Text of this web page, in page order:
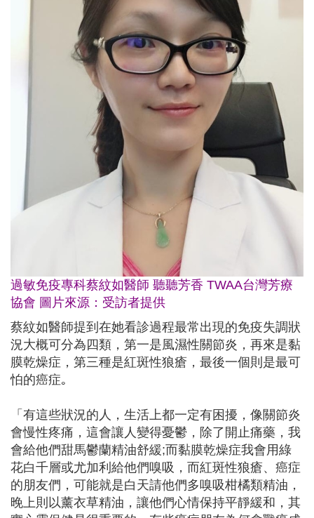
過敏免疫專科蔡紋如醫師 聽聽芳香 TWAA台灣芳療
協會 圖片來源：受訪者提供
蔡紋如醫師提到在她看診過程最常出現的免疫失調狀
況大概可分為四類，第一是風濕性關節炎，再來是黏
膜乾燥症，第三種是紅斑性狼瘡，最後一個則是最可
怕的癌症｡
「有這些狀況的人，生活上都一定有困擾，像關節炎
會慢性疼痛，這會讓人變得憂鬱，除了開止痛藥，我
會給他們甜馬鬱蘭精油舒緩;而黏膜乾燥症我會用綠
花白千層或尤加利給他們嗅吸，而紅斑性狼瘡、癌症
的朋友們，可能就是白天請他們多嗅吸柑橘類精油，
晚上則以薰衣草精油，讓他們心情保持平靜緩和，其